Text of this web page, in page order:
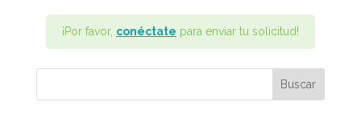
¡Por favor, conéctate para enviar tu solicitud!
Buscar